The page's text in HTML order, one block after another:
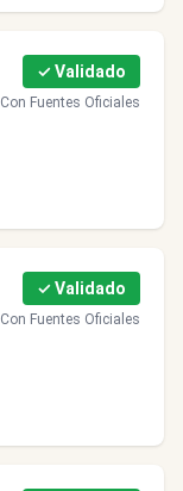
✓ Validado
Con Fuentes Oficiales
✓ Validado
Con Fuentes Oficiales